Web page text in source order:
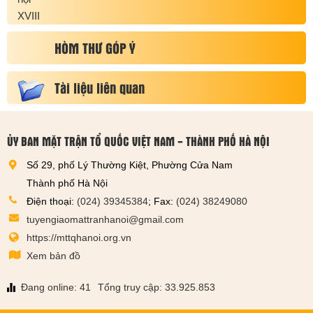
HÒM THƯ GÓP Ý
Tài liệu liên quan
ỦY BAN MẶT TRẬN TỔ QUỐC VIỆT NAM - THÀNH PHỐ HÀ NỘI
Số 29, phố Lý Thường Kiệt, Phường Cửa Nam
Thành phố Hà Nội
Điện thoại: (024) 39345384; Fax: (024) 38249080
tuyengiaomattranhanoi@gmail.com
https://mttqhanoi.org.vn
Xem bản đồ
Đang online: 41 Tổng truy cập: 33.925.853